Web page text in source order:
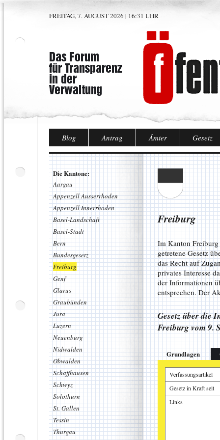
FREITAG, 7. AUGUST 2026 | 16:31 UHR
Blog Antrag Ämter Gesetz
Die Kantone:
Aargau
Appenzell Ausserrhoden
Appenzell Innerrhoden
Basel-Landschaft
Basel-Stadt
Bern
Bundesgesetz
Freiburg
Genf
Glarus
Graubünden
Jura
Luzern
Neuenburg
Nidwalden
Obwalden
Schaffhausen
Schwyz
Solothurn
St. Gallen
Tessin
Thurgau
Freiburg
Im Kanton Freiburg
getretene Gesetz
das Recht auf
privates Interesse
der Informationen
entsprechen. Der
Gesetz über die
Freiburg vom 9.
Grundlagen
Verfassungsartikel
Gesetz in Kraft seit
Links